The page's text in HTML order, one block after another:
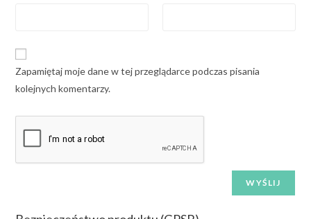
Zapamiętaj moje dane w tej przeglądarce podczas pisania
kolejnych komentarzy.